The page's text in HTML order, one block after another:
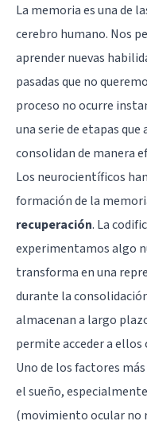
La memoria es una de
cerebro humano. Nos
aprender nuevas
pasadas que no
proceso no ocurre
una serie de etapas que
consolidan de manera
Los neurocientíficos
formación de la
recuperación. La
experimentamos algo
transforma en una
durante la
almacenan a largo
permite acceder a ellos
Uno de los factores
el sueño,
(movimiento ocular no